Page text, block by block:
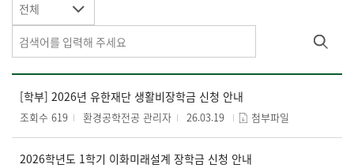
전체
[학부] 2026년 유한재단 생활비장학금 신청 안내
조회수 619 환경공학전공 관리자 26.03.19 첨부파일
2026학년도 1학기 이화미래설계 장학금 신청 안내